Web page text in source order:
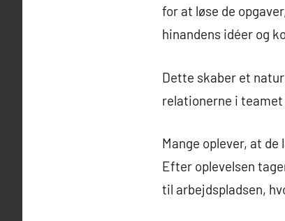
for at løse de
hinandens idéer og
Dette skaber et
relationerne i
Mange oplever, at
Efter oplevelsen
til arbejdspladsen,